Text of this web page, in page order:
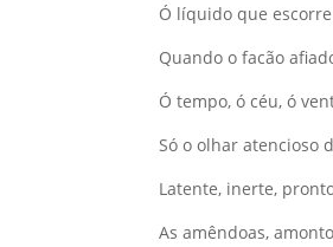
Ó líquido que
Quando o facão
Ó tempo, ó céu, ó
Só o olhar atencioso
Latente, inerte,
As amêndoas,